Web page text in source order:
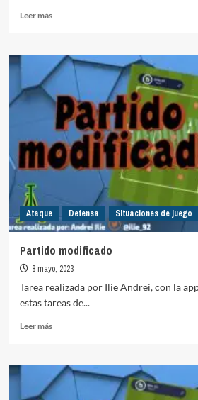
Leer másLeer
Posesión
6vs5
con
finalización
Ataque Defensa Situaciones de juego
Partido modificado
8 mayo, 2023
Tarea realizada por Ilie Andrei, con la
estas tareas de...
Leer másLeer
Partido
modificado